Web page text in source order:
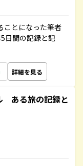
ことになった筆者
日間の記録と記
詳細を見る
ある旅の記録と